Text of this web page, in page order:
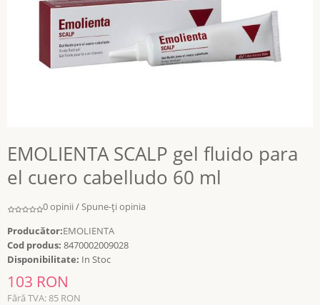
EMOLIENTA SCALP gel fluido para
el cuero cabelludo 60 ml
0 opinii /Spune-ţi opinia
Producător:EMOLIENTA
Cod produs: 8470002009028
Disponibilitate: In Stoc
103 RON
Fără TVA: 85 RON